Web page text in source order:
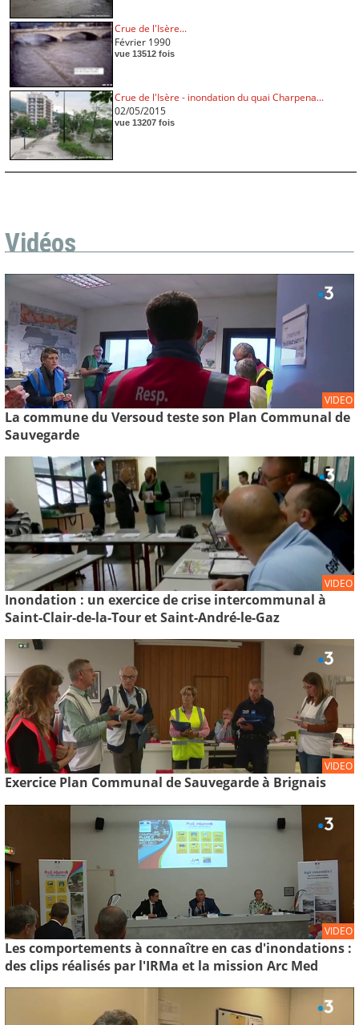
Crue de l'Isère...
Février 1990
vue 13512 fois
Crue de l'Isère - inondation du quai Charpena...
02/05/2015
vue 13207 fois
Vidéos
VIDEO
La commune du Versoud teste son Plan Communal de
Sauvegarde
VIDEO
Inondation : un exercice de crise intercommunal à
Saint-Clair-de-la-Tour et Saint-André-le-Gaz
VIDEO
Exercice Plan Communal de Sauvegarde à Brignais
VIDEO
Les comportements à connaître en cas d'inondations :
des clips réalisés par l'IRMa et la mission Arc Med